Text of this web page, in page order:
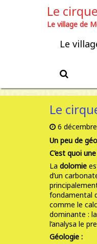
Le
Le village de
Le
Tag
Le
6
Un peu de
C’est quoi
La dolomie
d’un
fondamental
comme le
dominante : la
l’analysa le
Géologie :